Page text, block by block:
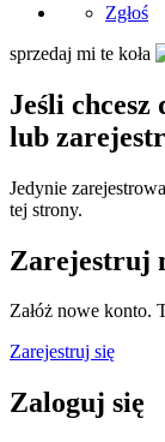
Zgłoś
sprzedaj mi te koła
Jeśli chcesz
lub
Jedynie
tej strony.
Zarejestruj
Załóż nowe konto.
Zarejestruj się
Zaloguj się